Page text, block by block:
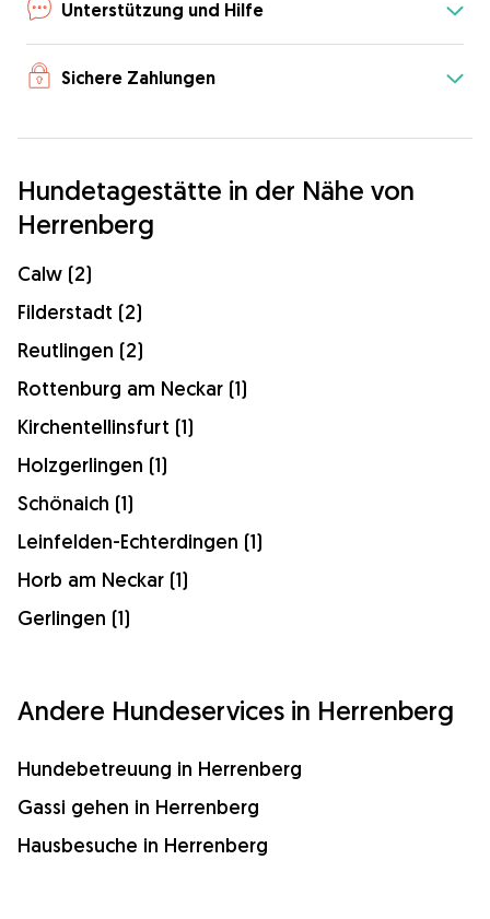
Unterstützung und Hilfe
Sichere Zahlungen
Hundetagestätte in der Nähe von
Herrenberg
Calw (2)
Filderstadt (2)
Reutlingen (2)
Rottenburg am Neckar (1)
Kirchentellinsfurt (1)
Holzgerlingen (1)
Schönaich (1)
Leinfelden-Echterdingen (1)
Horb am Neckar (1)
Gerlingen (1)
Andere Hundeservices in Herrenberg
Hundebetreuung in Herrenberg
Gassi gehen in Herrenberg
Hausbesuche in Herrenberg